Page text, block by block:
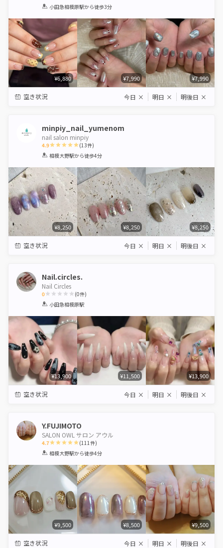
1 2 3 4 5
小田急相模原駅から徒歩3分
¥6,880 ¥7,990 ¥7,990
空き状況 今日 × 明日 × 明後日 ×
minpiy_nail_yumenom
nail salon minpiy
4.9
1 2 3 4 5
(13件)
相模大野駅から徒歩4分
¥8,250 ¥8,250 ¥8,250
空き状況 今日 × 明日 × 明後日 ×
Nail.circles.
Nail Circles
0
1 2 3 4 5
(0件)
小田急相模原駅
¥13,900 ¥11,500 ¥13,900
空き状況 今日 × 明日 × 明後日 ×
Y.FUJIMOTO
SALON OWL サロン アウル
4.7
1 2 3 4 5
(111件)
相模大野駅から徒歩4分
¥9,500 ¥8,500 ¥9,500
空き状況 今日 × 明日 × 明後日 ×